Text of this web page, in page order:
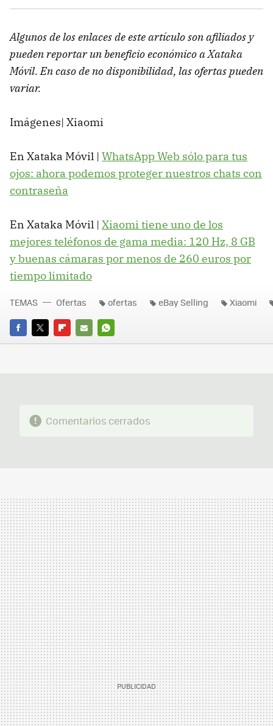
Algunos de los enlaces de este artículo son afiliados y
pueden reportar un beneficio económico a Xataka
Móvil. En caso de no disponibilidad, las ofertas pueden
variar.
Imágenes| Xiaomi
En Xataka Móvil | WhatsApp Web sólo para tus
ojos: ahora podemos proteger nuestros chats con
contraseña
En Xataka Móvil | Xiaomi tiene uno de los
mejores teléfonos de gama media: 120 Hz, 8 GB
y buenas cámaras por menos de 260 euros por
tiempo limitado
FACEBOOK
TWITTERFLIPBOARD
E-
WHATSAPP
TEMAS Ofertas ofertas eBay Selling Xiaomi
Comentarios cerrados